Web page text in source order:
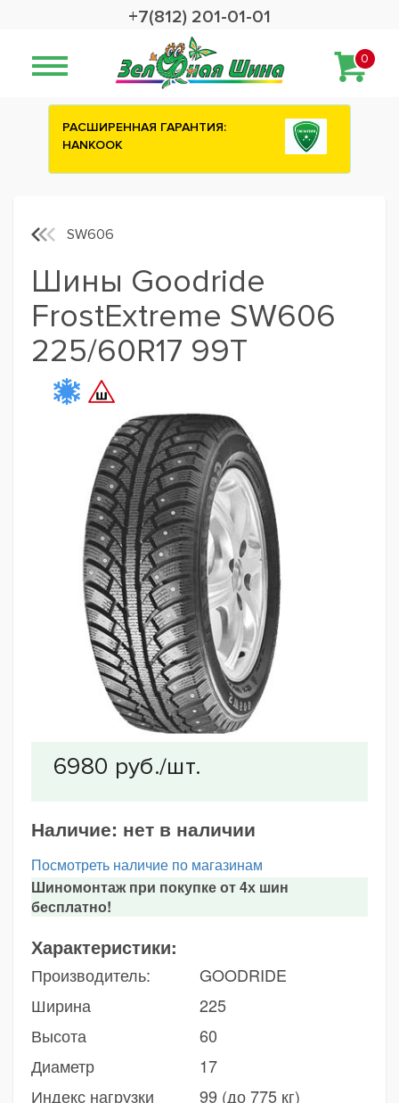
+7(812) 201-01-01
0
Сashback 2500 рублей на зимние
SW606
Шины Goodride
FrostExtreme SW606
225/60R17 99T
Наличие: нет в наличии
Посмотреть наличие по магазинам
Шиномонтаж при покупке от 4х шин
бесплатно!
Характеристики:
Производитель:
GOODRIDE
Ширина
225
Высота
60
Диаметр
17
Индекс нагрузки
99 (до 775 кг)